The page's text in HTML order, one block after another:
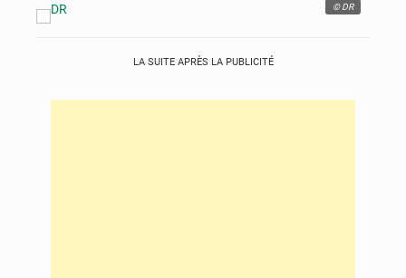
© DR
LA SUITE APRÈS LA PUBLICITÉ